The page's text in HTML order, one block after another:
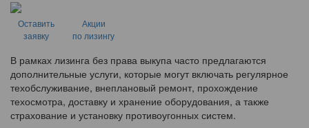
Оставить
заявку
Акции
по лизингу
В рамках лизинга без права выкупа часто предлагаются
дополнительные услуги, которые могут включать регулярное
техобслуживание, внеплановый ремонт, прохождение
техосмотра, доставку и хранение оборудования, а также
страхование и установку противоугонных систем.